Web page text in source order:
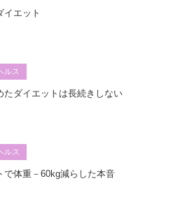
イエット
ルス
たダイエットは長続きしない
ルス
で体重－60kg減らした本音